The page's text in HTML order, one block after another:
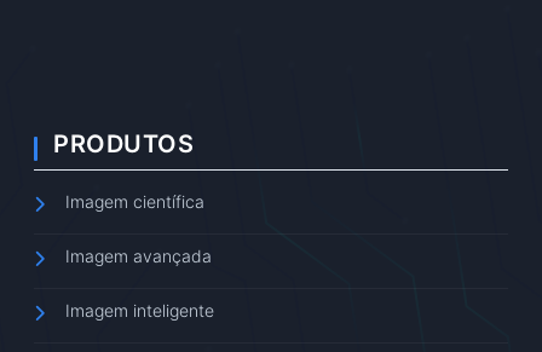
PRODUTOS
Imagem científica
Imagem avançada
Imagem inteligente